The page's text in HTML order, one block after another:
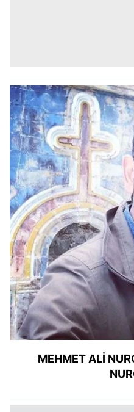
MEHMET ALİ